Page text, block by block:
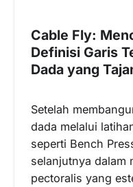
Cable Fly:
Definisi Garis
Dada yang
Setelah
dada melalui
seperti Bench
selanjutnya dalam
pectoralis yang